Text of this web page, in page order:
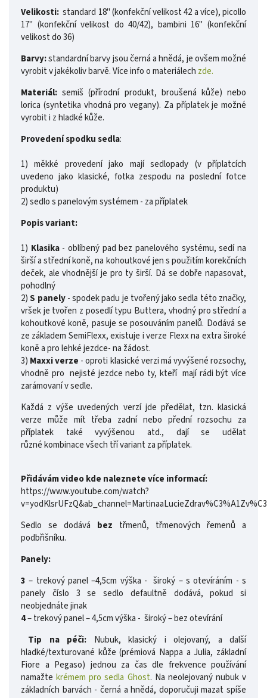
Velikosti: standard 18" (konfekční velikost 42 a více), picollo
17" (konfekční velikost do 40/42), bambini 16" (konfekční
velikost do 36)
Barvy:standardní barvy jsou černá a hnědá, je ovšem možné
vyrobit v jakékoliv barvě. Více info o materiálech zde.
Materiál: semiš (přírodní produkt, broušená kůže) nebo
lorica (syntetika vhodná pro vegany). Za příplatek je možné
vyrobit i z hladké kůže.
Provedení spodku sedla:
1) měkké provedení jako mají sedlopady (v příplatcích
uvedeno jako klasické, fotka zespodu na poslední fotce
produktu)
2) sedlo s panelovým systémem - za příplatek
Popis variant:
1) Klasika-oblíbený pad bez panelového systému, sedí na
širší a střední koně, na kohoutkové jen s použitím korekčních
deček, ale vhodnější je pro ty širší. Dá se dobře napasovat,
pohodlný
2)S panely- spodek padu je tvořený jako sedla této značky,
vršek je tvořen z posedlí typu Buttera, vhodný pro střední a
kohoutkové koně, pasuje se posouváním panelů. Dodává se
ze základem SemiFlexx, existuje i verze Flexx na extra široké
koně a pro lehké jezdce- na žádost.
3) Maxxi verze - oproti klasické verzi má vyvýšené rozsochy,
vhodně pro nejisté jezdce nebo ty, kteří mají rádi být více
zarámovaní v sedle.
Každá z výše uvedených verzí jde předělat, tzn. klasická
verze může mít třeba zadní nebo přední rozsochu za
příplatek také vyvýšenou atd., dají se udělat
různé kombinace všech tří variant za příplatek.
Přidávám video kde naleznete více informací:
https://www.youtube.com/watch?
Sedlo se dodává bez třmenů, třmenových řemenů a
podbřišníku.
Panely:
3 – trekový panel –4,5cm výška - široký – s otevíráním - s
panely číslo 3 se sedlo defaultně dodává, pokud si
neobjednáte jinak
4– trekový panel – 4,5cm výška - široký – bez otevírání
Tip na péči: Nubuk, klasický i olejovaný, a další
hladké/texturované kůže (prémiová Nappa a Julia, základní
Fiore a Pegaso) jednou za čas dle frekvence používání
namažtekrémem pro sedla Ghost. Na neolejovaný nubuk v
základních barvách - černá a hnědá, doporučuji mazat spíše